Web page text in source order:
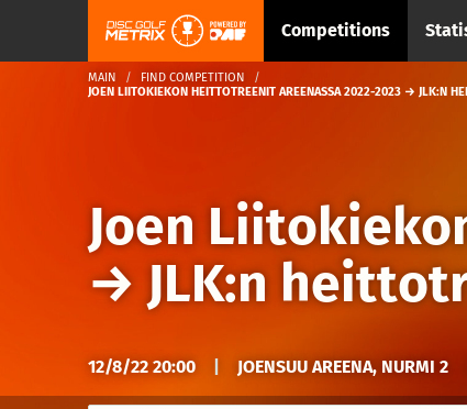
Competitions
MAIN
FIND COMPETITION
JOEN LIITOKIEKON HEITTOTREENIT AREENASSA 2022-2023 → JLK:N
Joen
→ JLK:n
12/8/22 20:00 JOENSUU AREENA, NURMI 2